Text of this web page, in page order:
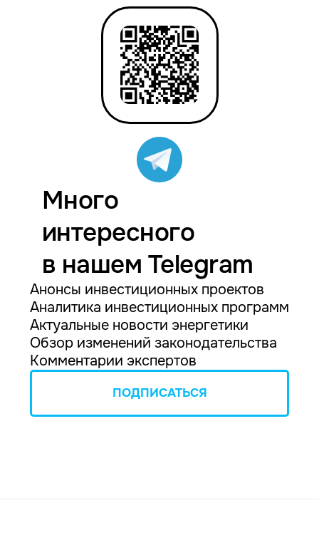
Много
интересного
в нашем Telegram
Анонсы инвестиционных проектов
Аналитика инвестиционных программ
Актуальные новости энергетики
Обзор изменений законодательства
Комментарии экспертов
ПОДПИСАТЬСЯ